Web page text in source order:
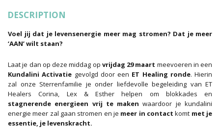
DESCRIPTION
Voel jij dat je levensenergie meer mag stromen? Dat je meer
‘AAN’ wilt staan?
Laat je dan op deze middag op vrijdag 29 maart meevoeren in een
Kundalini Activatie gevolgd door een ET Healing ronde. Hierin
zal onze Sterrenfamilie je onder liefdevolle begeleiding van ET
Healers Corina, Lex & Esther helpen om blokkades en
stagnerende energieen vrij te maken waardoor je kundalini
energie meer zal gaan stromen en je meer in contactkomt met je
essentie, je levenskracht.